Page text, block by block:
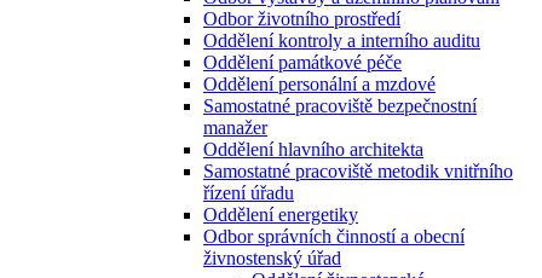
Odbor životního prostředí
Oddělení kontroly a interního auditu
Oddělení památkové péče
Oddělení personální a mzdové
Samostatné pracoviště bezpečnostní
manažer
Oddělení hlavního architekta
Samostatné pracoviště metodik vnitřního
řízení úřadu
Oddělení energetiky
Odbor správních činností a obecní
živnostenský úřad